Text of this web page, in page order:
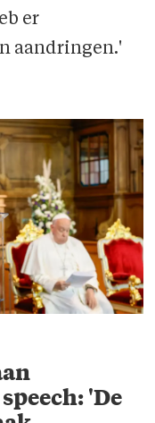
er
aandringen.'
'De